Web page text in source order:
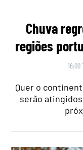
Chuva
regiões
16:00
Quer o
serão